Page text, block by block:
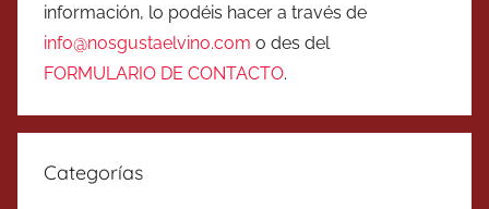
información, lo podéis hacer a través de
info@nosgustaelvino.com o des del
FORMULARIO DE CONTACTO.
Categorías